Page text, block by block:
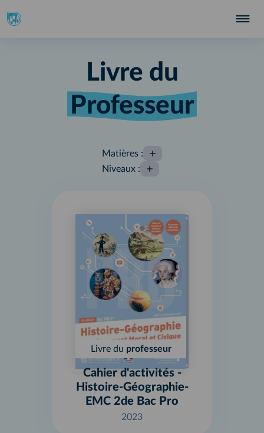
Livre du
Professeur
Matières :
Niveaux :
Livre du professeur
Cahier d'activités -
Histoire-Géographie-
EMC 2de Bac Pro
2023